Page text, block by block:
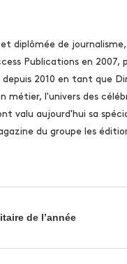
diplômée de
Publications en
2010 en tant que
métier, l'univers des
valu aujourd'hui sa
du groupe les
de l’année